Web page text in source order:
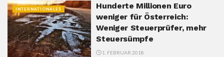
INTERNATIONALES
Hunderte Millionen Euro
weniger für Österreich:
Weniger Steuerprüfer, mehr
Steuersümpfe
1. FEBRUAR 2018